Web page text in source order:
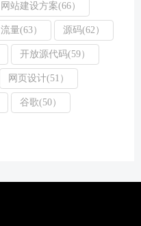
网站建设方案(66）
流量(63） 源码(62）
开放源代码(59）
网页设计(51）
谷歌(50）